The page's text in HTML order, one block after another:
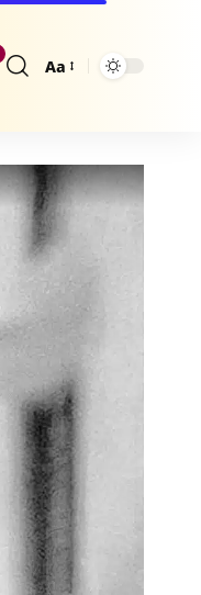
Größenänderung
Aa